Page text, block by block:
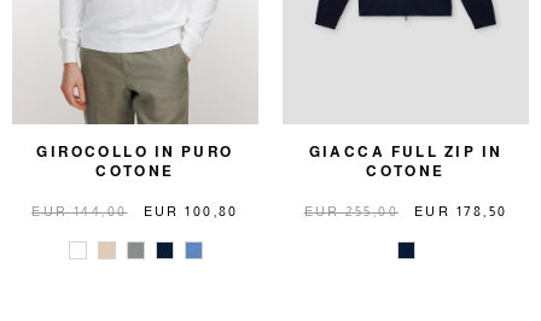
GIROCOLLO IN PURO
COTONE
EUR 144,00 EUR 100,80
GIACCA FULL ZIP IN
COTONE
EUR 255,00 EUR 178,50